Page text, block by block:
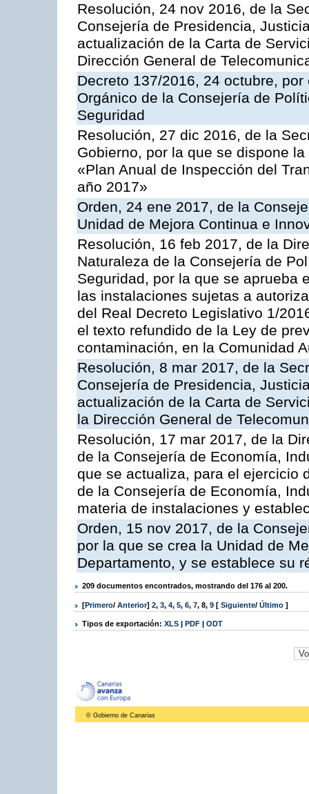
Resolución, 24 nov 2016, de la
Consejería de Presidencia,
actualización de la Carta de
Dirección General de
Decreto 137/2016, 24 octubre,
Orgánico de la Consejería de
Seguridad
Resolución, 27 dic 2016, de la
Gobierno, por la que se dispone
«Plan Anual de Inspección del
año 2017»
Orden, 24 ene 2017, de la
Unidad de Mejora Continua e
Resolución, 16 feb 2017, de la
Naturaleza de la Consejería de
Seguridad, por la que se aprueba
las instalaciones sujetas a
del Real Decreto Legislativo 1/
el texto refundido de la Ley de
contaminación, en la Comunidad
Resolución, 8 mar 2017, de la
Consejería de Presidencia,
actualización de la Carta de
la Dirección General de
Resolución, 17 mar 2017, de la
de la Consejería de Economía,
que se actualiza, para el ejercicio
de la Consejería de Economía,
materia de instalaciones y
Orden, 15 nov 2017, de la
por la que se crea la Unidad de
Departamento, y se establece su
209 documentos encontrados, mostrando del 176 al 200.
[Primero/ Anterior] 2, 3, 4, 5, 6, 7, 8, 9 [ Siguiente/ Último ]
Tipos de exportación: XLS | PDF | ODT
© Gobierno de Canarias